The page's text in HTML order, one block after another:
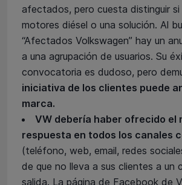
afectados, pero cuesta distinguir si
motores diésel o una solución. Al
“Afectados Volkswagen” hay un
a una agrupación de usuarios. Su
convocatoria es dudoso, pero
iniciativa de los clientes puede
marca.
VW debería haber ofrecido el
respuesta en todos los canales
(teléfono, web, email, redes
de que no lleva a sus clientes a un
salida. La página de Facebook de